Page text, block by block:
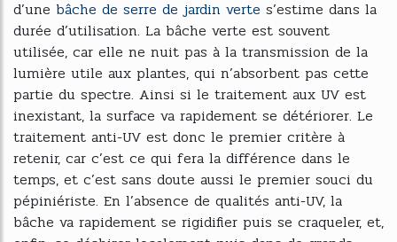
d’une bâche de serre de jardin verte s’estime dans la
durée d’utilisation. La bâche verte est souvent
utilisée, car elle ne nuit pas à la transmission de la
lumière utile aux plantes, qui n’absorbent pas cette
partie du spectre. Ainsi si le traitement aux UV est
inexistant, la surface va rapidement se détériorer. Le
traitement anti-UV est donc le premier critère à
retenir, car c’est ce qui fera la différence dans le
temps, et c’est sans doute aussi le premier souci du
pépiniériste. En l’absence de qualités anti-UV, la
bâche va rapidement se rigidifier puis se craqueler, et,